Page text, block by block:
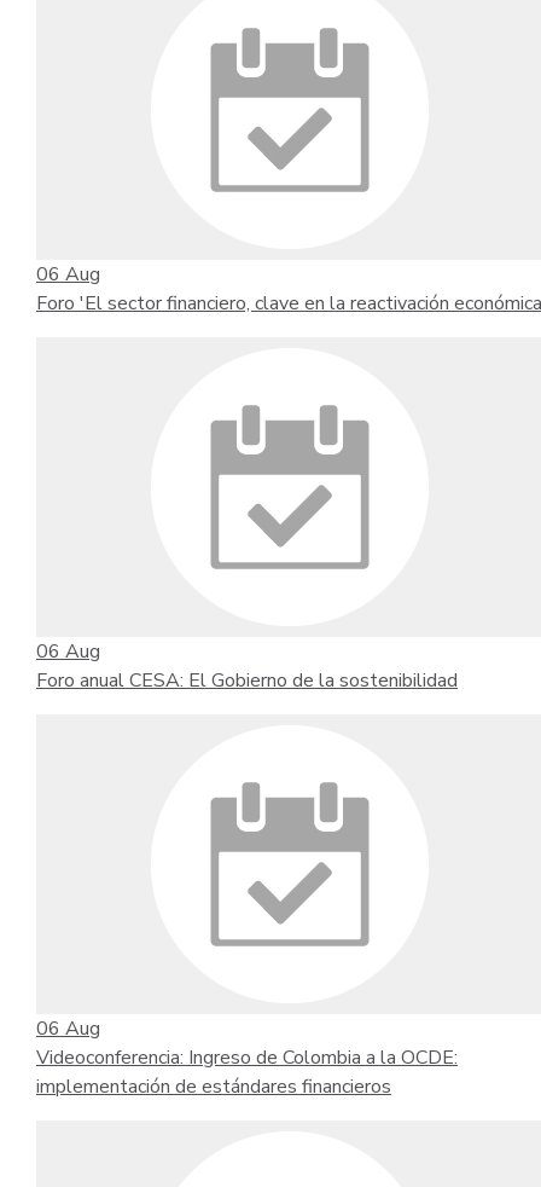
06 Aug
Foro 'El sector financiero, clave en la reactivación
06 Aug
Foro anual CESA: El Gobierno de la sostenibilidad
06 Aug
Videoconferencia: Ingreso de Colombia a la OCDE:
implementación de estándares financieros